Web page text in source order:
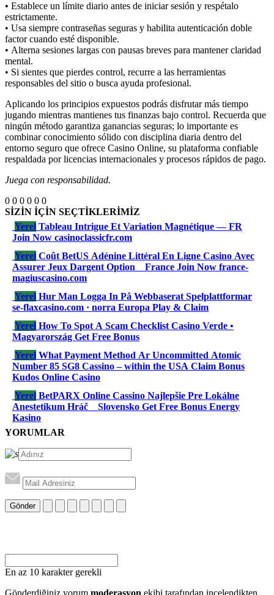
• Establece un límite diario antes de iniciar sesión y respétalo
estrictamente.
• Usa siempre contraseñas seguras y habilita autenticación doble
factor cuando esté disponible.
• Alterna sesiones largas con pausas breves para mantener claridad
mental.
• Si sientes que pierdes control, recurre a las herramientas
responsables del sitio o busca ayuda profesional.
Aplicando los principios expuestos podrás disfrutar más tiempo
jugando mientras mantienes tus finanzas bajo control. Recuerda que
ningún método garantiza ganancias seguras; lo importante es
combinar conocimiento sólido con disciplina diaria dentro del
entorno seguro que ofrece Casino Online, su plataforma confiable
respaldada por licencias internacionales y procesos rápidos de pago.
Juega con responsabilidad.
0 0 0 0 0 0
SİZİN İÇİN SEÇTİKLERİMİZ
Yerel Tableau Intrigue Et Variation Magnétique — FR
Join Now casinoclassicfr.com
Yerel Coût BetUS Adénine Littéral En Ligne Casino Avec
Assurer Jeux Dargent Option _ France Join Now france-
magiuscasino.com
Yerel Hur Man Logga In På Webbaserat Spelplattformar
se-flaxcasino.com · norra Europa Play & Claim
Yerel How To Spot A Scam Checklist Casino Verde •
Magyarország Get Free Bonus
Yerel What Payment Method Ar Uncommitted Atomic
Number 85 SG8 Cassino – within the USA Claim Bonus
Kudos Online Casino
Yerel BetPARX Online Cassino Najlepšie Pre Lokálne
Anestetikum Hráč _ Slovensko Get Free Bonus Energy
Kasino
YORUMLAR
Gönder
En az 10 karakter gerekli